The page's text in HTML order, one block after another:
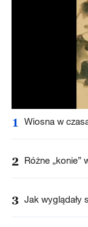
1 Wiosna w
2 Różne „konie”
3 Jak wyglądały